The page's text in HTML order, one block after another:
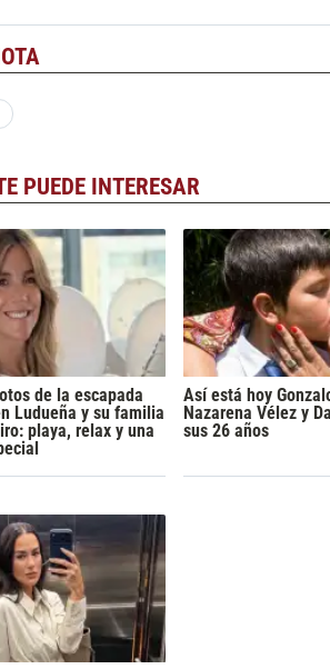
PUEDE INTERESAR
de la escapada
Ludueña y su familia
playa, relax y una
Así está hoy
Nazarena Vélez y
sus 26 años